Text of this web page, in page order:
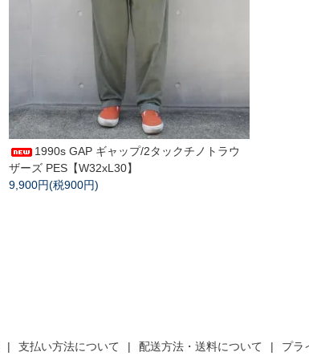
1990s GAP ギャップ/2タックチノトラウ
ザーズ PES【W32xL30】
9,900円(税900円)
支払い方法について 配送方法・送料について プラ